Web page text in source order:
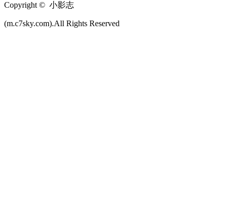
Copyright © 小影志
(m.c7sky.com).All Rights Reserved